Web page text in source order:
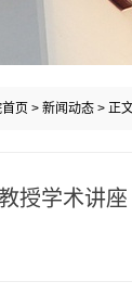
页 > 新闻动态 > 正
授学术讲座